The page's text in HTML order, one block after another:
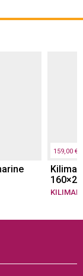
159,00 €
KILIMAI